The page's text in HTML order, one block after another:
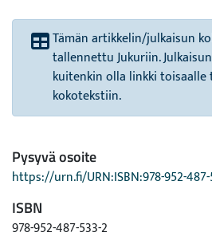
Tämän artikkelin/julkaisun
tallennettu Jukuriin.
kuitenkin olla linkki
kokotekstiin.
Pysyvä osoite
https://urn.fi/URN:ISBN:978-952-
ISBN
978-952-487-533-2